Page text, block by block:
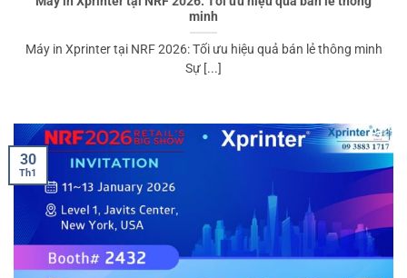
minh
Máy in Xprinter tại NRF 2026: Tối ưu hiệu quả bán lẻ thông minh
Sự [...]
30
Th1